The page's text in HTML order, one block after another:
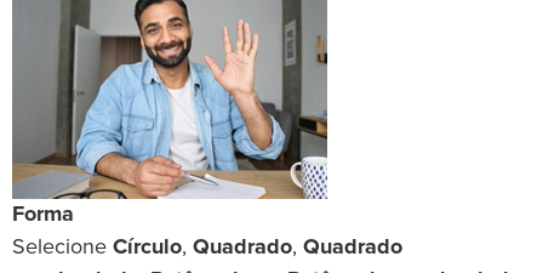
Forma
Selecione Círculo, Quadrado, Quadrado